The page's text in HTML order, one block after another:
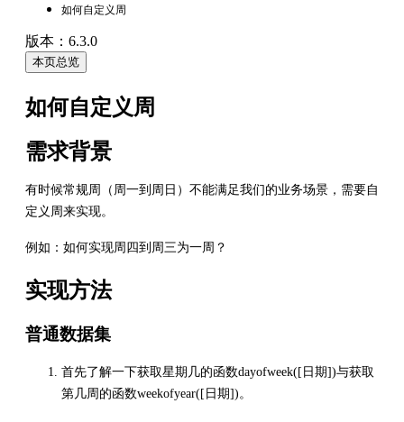
如何自定义周
版本：6.3.0
本页总览
如何自定义周
需求背景
有时候常规周（周一到周日）不能满足我们的业务场景，需要自
定义周来实现。
例如：如何实现周四到周三为一周？
实现方法
普通数据集
首先了解一下获取星期几的函数dayofweek([日期])与获取
第几周的函数weekofyear([日期])。